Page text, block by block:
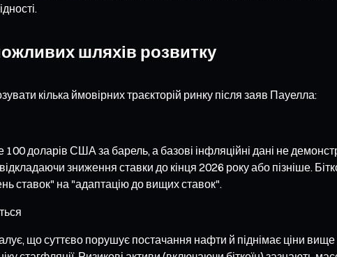
шляхів розвитку
кілька ймовірних траєкторій ринку після заяв Пауелла:
доларів США за барель, а базові інфляційні дані не
зниження ставки до кінця 2026 року або пізніше.
ставок" на "адаптацію до вищих ставок".
що суттєво порушує постачання нафти й піднімає ціни